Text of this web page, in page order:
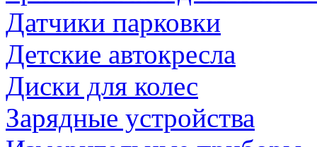
Датчики парковки
Детские автокресла
Диски для колес
Зарядные устройства